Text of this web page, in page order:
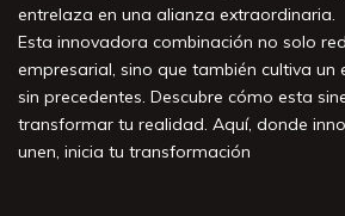
entrelaza en una alianza extraordinaria.
Esta innovadora combinación no solo
empresarial, sino que también cultiva un
sin precedentes. Descubre cómo esta
transformar tu realidad. Aquí, donde
unen, inicia tu transformación